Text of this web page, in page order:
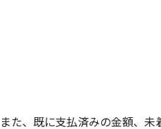
た、既に支払済みの金額、